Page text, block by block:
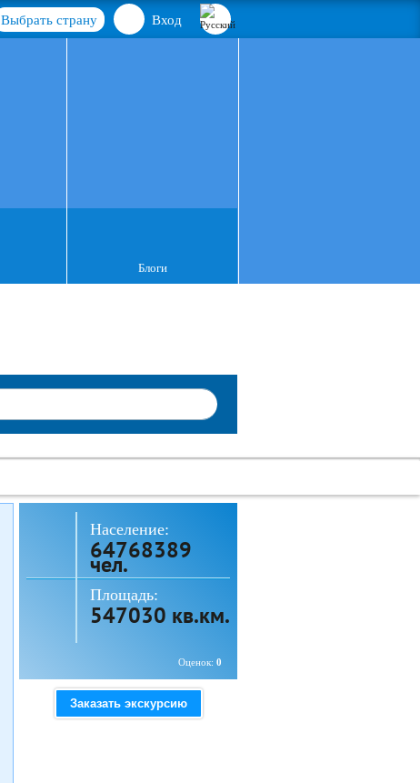
Вход
Выбрать страну
Блоги
Население:
64768389
чел.
Площадь:
547030 кв.км.
Оценок: 0
Заказать экскурсию